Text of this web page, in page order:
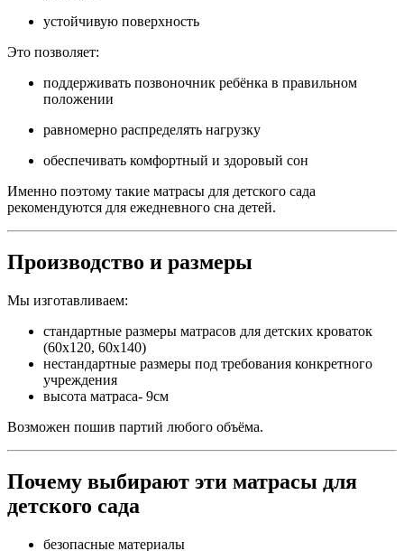
устойчивую поверхность
Это позволяет:
поддерживать позвоночник ребёнка в правильном
положении
равномерно распределять нагрузку
обеспечивать комфортный и здоровый сон
Именно поэтому такие матрасы для детского сада
рекомендуются для ежедневного сна детей.
Производство и размеры
Мы изготавливаем:
стандартные размеры матрасов для детских кроваток
(60х120, 60х140)
нестандартные размеры под требования конкретного
учреждения
высота матраса- 9см
Возможен пошив партий любого объёма.
Почему выбирают эти матрасы для
детского сада
безопасные материалы